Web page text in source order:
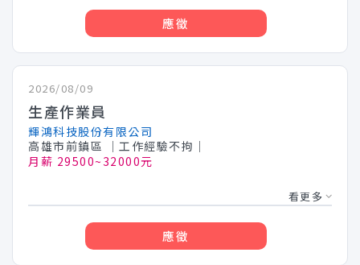
應徵
2026/08/09
生產作業員
輝鴻科技股份有限公司
高雄市前鎮區
│工作經驗不拘│
月薪 29500~32000元
看更多
應徵